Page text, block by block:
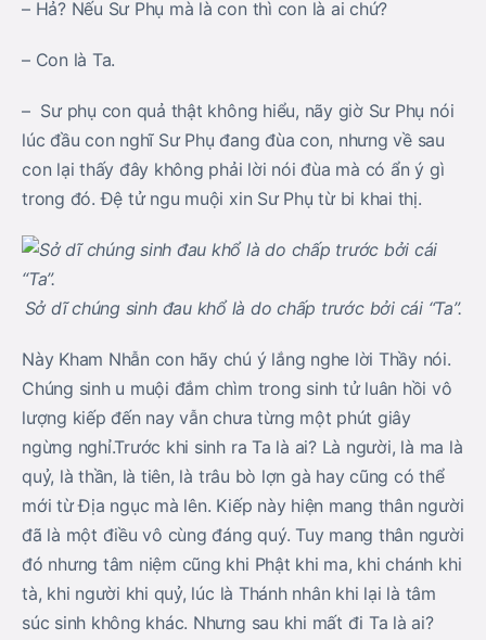
– Hả? Nếu Sư Phụ mà là con thì con là ai chứ?
– Con là Ta.
– Sư phụ con quả thật không hiểu, nãy giờ Sư Phụ nói
lúc đầu con nghĩ Sư Phụ đang đùa con, nhưng về sau
con lại thấy đây không phải lời nói đùa mà có ẩn ý gì
trong đó. Đệ tử ngu muội xin Sư Phụ từ bi khai thị.
Sở dĩ chúng sinh đau khổ là do chấp trước bởi cái “Ta”.
Này Kham Nhẫn con hãy chú ý lắng nghe lời Thầy nói.
Chúng sinh u muội đắm chìm trong sinh tử luân hồi vô
lượng kiếp đến nay vẫn chưa từng một phút giây
ngừng nghỉ.Trước khi sinh ra Ta là ai? Là người, là ma là
quỷ, là thần, là tiên, là trâu bò lợn gà hay cũng có thể
mới từ Địa ngục mà lên. Kiếp này hiện mang thân người
đã là một điều vô cùng đáng quý. Tuy mang thân người
đó nhưng tâm niệm cũng khi Phật khi ma, khi chánh khi
tà, khi người khi quỷ, lúc là Thánh nhân khi lại là tâm
súc sinh không khác. Nhưng sau khi mất đi Ta là ai?